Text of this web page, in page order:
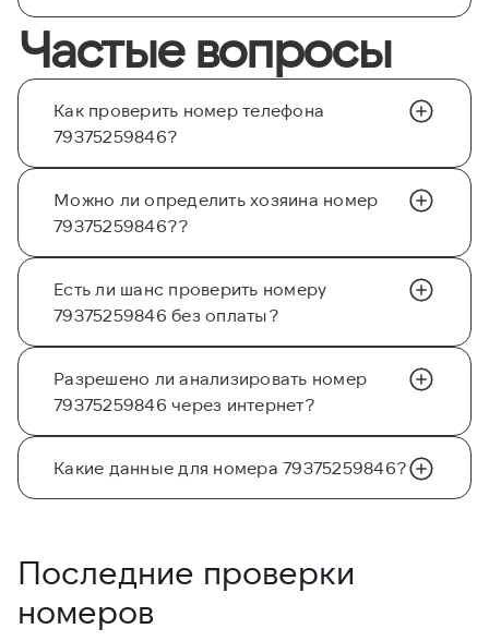
Частые вопросы
Как проверить номер телефона
79375259846?
Можно ли определить хозяина номер
79375259846??
Есть ли шанс проверить номеру
79375259846 без оплаты?
Разрешено ли анализировать номер
79375259846 через интернет?
Какие данные для номера 79375259846?
Последние проверки
номеров